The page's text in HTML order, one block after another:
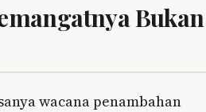
Bukan
wacana penambahan